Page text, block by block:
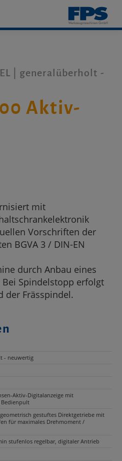
| generalüberholt -
Aktiv-
mit
Vorschriften der
BGVA 3 / DIN-EN
durch Anbau eines
Spindelstopp erfolgt
der Frässpindel.
- neuwertig
Aktiv-Digitalanzeige mit
Bedienpult
gestuftes Direktgetriebe mit
für maximales Drehmoment /
stufenlos regelbar, digitaler Antrieb